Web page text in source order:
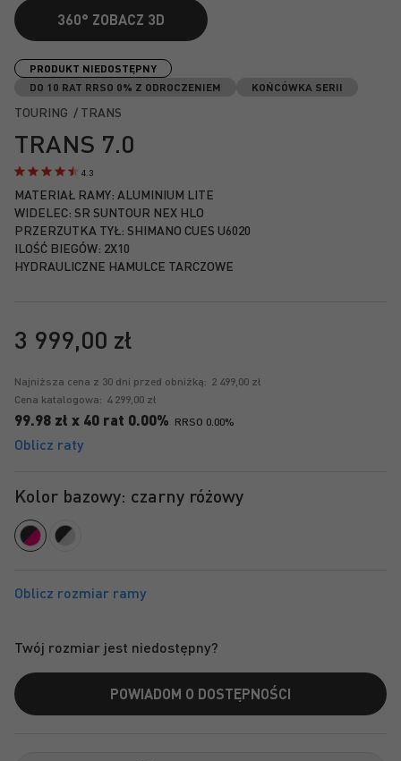
360° ZOBACZ 3D
na
początek
TRANS 7.0
4.3
PRODUKT NIEDOSTĘPNY
DO 10 RAT RRSO 0% Z ODROCZENIEM
KOŃCÓWKA SERII
TOURING / TRANS
MATERIAŁ RAMY: ALUMINIUM LITE
WIDELEC: SR SUNTOUR NEX HLO
PRZERZUTKA TYŁ: SHIMANO CUES U6020
ILOŚĆ BIEGÓW: 2X10
HYDRAULICZNE HAMULCE TARCZOWE
Kolor bazowy: czarny różowy
3 999,00 zł
Najniższa cena z 30 dni przed obniżką: 2 499,00 zł
Cena katalogowa: 4 299,00 zł
99.98 zł x 40 rat 0.00% RRSO 0.00%
Oblicz raty
Twój rozmiar jest niedostępny?
POWIADOM O DOSTĘPNOŚCI